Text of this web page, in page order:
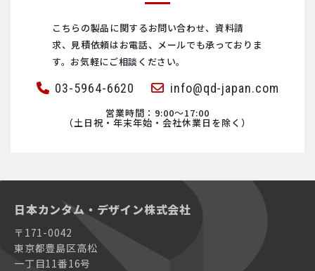
ハイパフォーマンス原子間力顕微鏡 DriveAFM
ナノリサーチ原子間力顕微鏡 FlexAFM
コンパクト原子間力顕微鏡 NaioAFM
コンパクト走査型トンネル顕微鏡 NaioSTM
対物レンズ型原子間力顕微鏡 LensAFM
コンパクト走査型トンネル顕微鏡 NaioSTM
対物レンズ型原子間力顕微鏡 LensAFM
カスタム原子間力顕微鏡 NaniteAFM
カスタム原子間力顕微鏡(AFM)システム
ハイパフォーマンス原子間力顕微鏡 DriveAFM
abberior STAR
abberior LIVE
abberior FLUX
ナノリサーチ原子間力顕微鏡 FlexAFM
多機能コンパクト原子間力顕微鏡 CoreAFM
Fluid.iO社製 インライン式 ガスセンサZMFシリーズ
I-GRAPHX社製 プロセス連続測定対応 マイクロガスクロマ
PSG社製 ガス測定用パーツ – ガスクーラー
PSG社製 ガス測定用パーツ – サンプリングプローブ
TeslatronPT
TeslatronPT Plus
SpectromagPT
Integra
超電導マグネット（ソレノイド型マグネット、スプリット
ペアマグネット、ベクトルマグネット）
こちらの製品に関するお問い合わせ、資料請
求、見積依頼はお電話、メールでも承っておりま
す。お気軽にご相談ください。
03-5964-6620 info@qd-japan.com
営業時間：9:00〜17:00
（土日祝・年末年始・会社休業日を除く）
日本カンタム・デザイン株式会社
〒171-0042
東京都豊島区高松
一丁目11番16号